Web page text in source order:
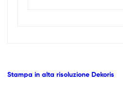
Stampa in alta risoluzione Dekoris